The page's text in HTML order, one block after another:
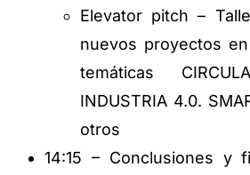
Elevator pitch –
nuevos proyectos
temáticas
INDUSTRIA 4.0.
otros
14:15 – Conclusiones y